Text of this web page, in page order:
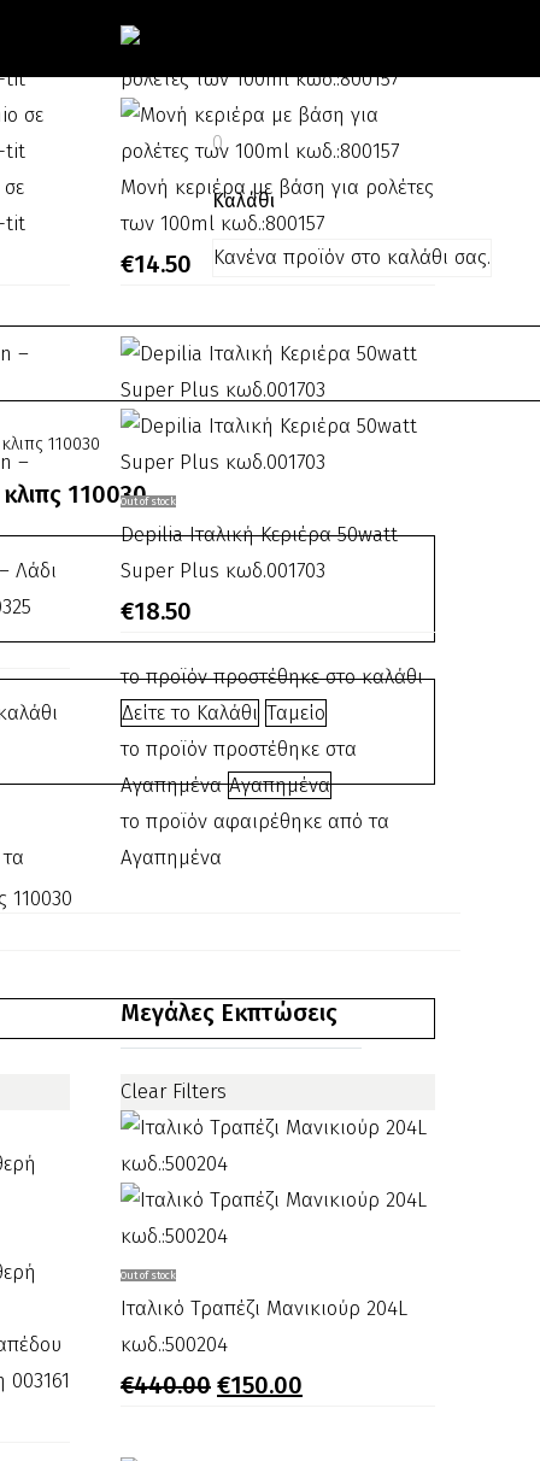
0
Καλάθι
Κανένα προϊόν στο καλάθι σας.
tit
Λάδι
Μηχάνημα
Μονή
κεριέρα
με
για
ρολέτες
των
100ml
κωδ.:800157
Μονή κεριέρα με βάση για ρολέτες
των 100ml κωδ.:800157
€14.50
Depilia
Ιταλική
Κεριέρα
50watt
Super
Plus
κωδ.001703
Out of stock
Depilia Ιταλική Κεριέρα 50watt
Super Plus κωδ.001703
€18.50
το προϊόν προστέθηκε στο καλάθι
Δείτε το Καλάθι Ταμείο
το προϊόν προστέθηκε στα
ΑγαπημέναΑγαπημένα
το προϊόν αφαιρέθηκε από τα
Αγαπημένα
Μεγάλες Εκπτώσεις
Clear Filters
Ιταλικό
Τραπέζι
Μανικιούρ
204L
Out of stock
Ιταλικό Τραπέζι Μανικιούρ 204L
κωδ.:500204
€440.00 Original
price
€150.00
110030
110030
110030